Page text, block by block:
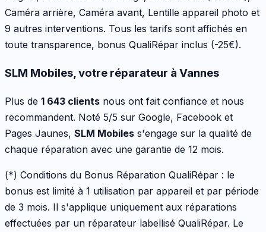
Caméra arrière, Caméra avant, Lentille appareil photo et
9 autres interventions. Tous les tarifs sont affichés en
toute transparence, bonus QualiRépar inclus (-25€).
SLM Mobiles, votre réparateur à Vannes
Plus de 1 643 clients nous ont fait confiance et nous
recommandent. Noté 5/5 sur Google, Facebook et
Pages Jaunes, SLM Mobiles s'engage sur la qualité de
chaque réparation avec une garantie de 12 mois.
(*) Conditions du Bonus Réparation QualiRépar : le
bonus est limité à 1 utilisation par appareil et par période
de 3 mois. Il s'applique uniquement aux réparations
effectuées par un réparateur labellisé QualiRépar. Le